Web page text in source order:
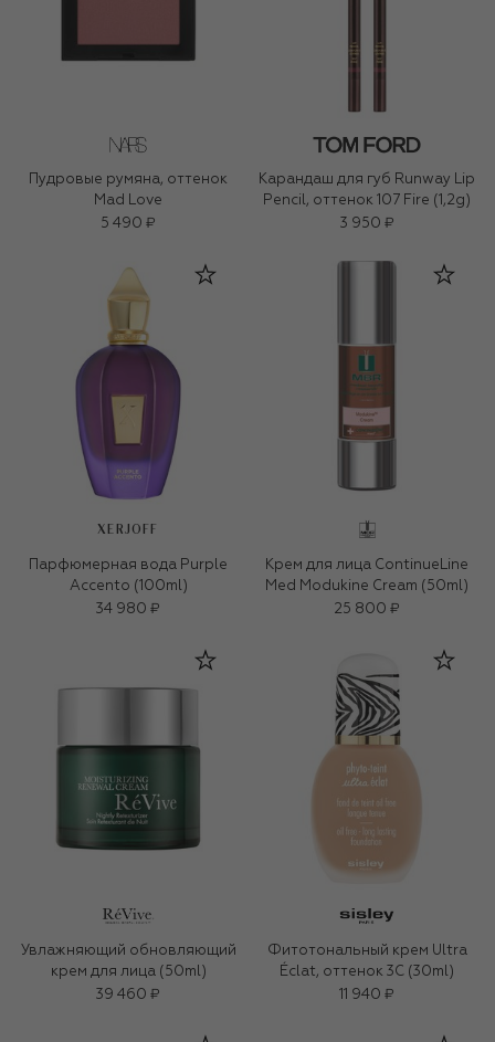
Пудровые румяна, оттенок
Mad Love
5 490 ₽
Карандаш для губ Runway Lip
Pencil, оттенок 107 Fire (1,2g)
3 950 ₽
XERJOFF
Парфюмерная вода Purple
Accento (100ml)
34 980 ₽
Крем для лица ContinueLine
Med Modukine Cream (50ml)
25 800 ₽
Увлажняющий обновляющий
крем для лица (50ml)
39 460 ₽
Фитотональный крем Ultra
Éclat, оттенок 3C (30ml)
11 940 ₽